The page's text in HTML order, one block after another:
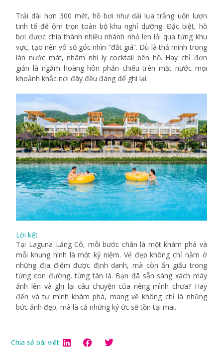
Trải dài hơn 300 mét, hồ bơi như dải lụa trắng uốn lượn
tinh tế để ôm trọn toàn bộ khu nghỉ dưỡng. Đặc biệt, hồ
bơi được chia thành nhiều nhánh nhỏ len lỏi qua từng khu
vực, tạo nên vô số góc nhìn “đắt giá”. Dù là thả mình trong
làn nước mát, nhâm nhi ly cocktail bên hồ. Hay chỉ đơn
giản là ngắm hoàng hôn phản chiếu trên mặt nước mọi
khoảnh khắc nơi đây đều đáng để ghi lại.
Lời kết
Tại Laguna Lăng Cô, mỗi bước chân là một khám phá và
mỗi khung hình là một kỷ niệm. Vẻ đẹp không chỉ nằm ở
những địa điểm được định danh, mà còn ẩn giấu trong
từng con đường, từng tán lá. Bạn đã sẵn sàng xách máy
ảnh lên và ghi lại câu chuyện của riêng mình chưa? Hãy
đến và tự mình khám phá, mang về không chỉ là những
bức ảnh đẹp, mà là cả những ký ức sẽ tồn tại mãi.
Chia sẻ bài viết: